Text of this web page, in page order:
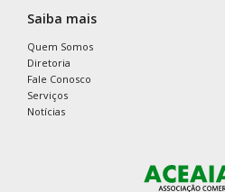
Saiba mais
Quem Somos
Diretoria
Fale Conosco
Serviços
Notícias